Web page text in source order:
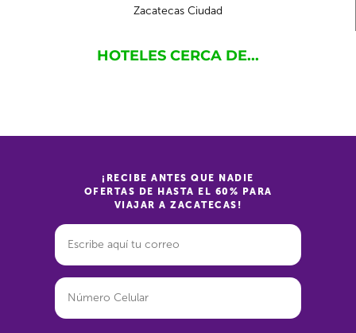
Zacatecas Ciudad
HOTELES CERCA DE...
¡RECIBE ANTES QUE NADIE
OFERTAS DE HASTA EL 60% PARA
VIAJAR A ZACATECAS!